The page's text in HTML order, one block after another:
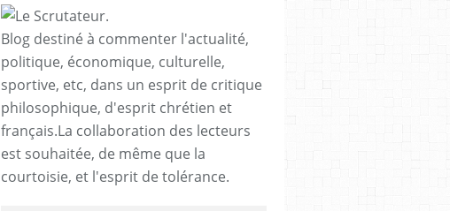
Blog destiné à commenter l'actualité,
politique, économique, culturelle,
sportive, etc, dans un esprit de critique
philosophique, d'esprit chrétien et
français.La collaboration des lecteurs
est souhaitée, de même que la
courtoisie, et l'esprit de tolérance.